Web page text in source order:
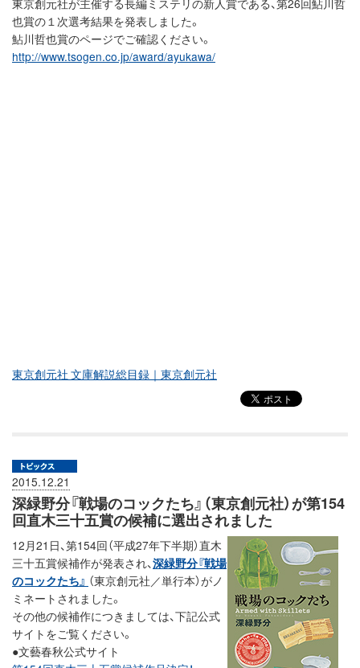
東京創元社が主催する長編ミステリの新人賞である、第26回鮎川哲
也賞の１次選考結果を発表しました。
鮎川哲也賞のページでご確認ください。
http://www.tsogen.co.jp/award/ayukawa/
東京創元社 文庫解説総目録｜東京創元社
2015.12.21
深緑野分『戦場のコックたち』（東京創元社）が第154
回直木三十五賞の候補に選出されました
12月21日、第154回（平成27年下半期）直木
三十五賞候補作が発表され、深緑野分『戦場
のコックたち』 （東京創元社／単行本）がノ
ミネートされました。
その他の候補作につきましては、下記公式
サイトをご覧ください。
●文藝春秋公式サイト